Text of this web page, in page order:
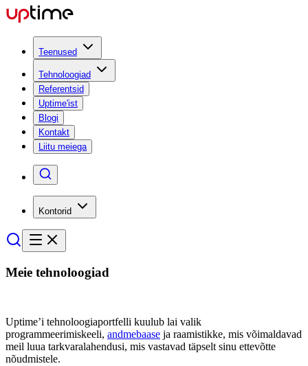
Teenused
Tehnoloogiad
Referentsid
Uptime'ist
Blogi
Kontakt
Liitu meiega
Kontorid
Meie tehnoloogiad
Uptime’i tehnoloogiaportfelli kuulub lai valik
programmeerimiskeeli, andmebaase ja raamistikke, mis võimaldavad
meil luua tarkvaralahendusi, mis vastavad täpselt sinu ettevõtte
nõudmistele.